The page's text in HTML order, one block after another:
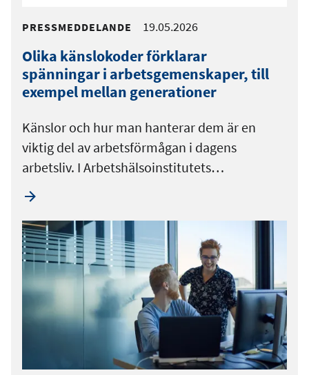
PRESSMEDDELANDE 19.05.2026
Olika känslokoder förklarar
spänningar i arbetsgemenskaper, till
exempel mellan generationer
Känslor och hur man hanterar dem är en
viktig del av arbetsförmågan i dagens
arbetsliv. I Arbetshälsoinstitutets…